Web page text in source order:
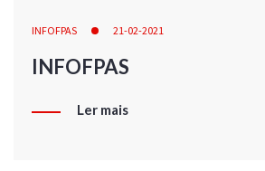
INFOFPAS 21-02-2021
INFOFPAS
Ler mais